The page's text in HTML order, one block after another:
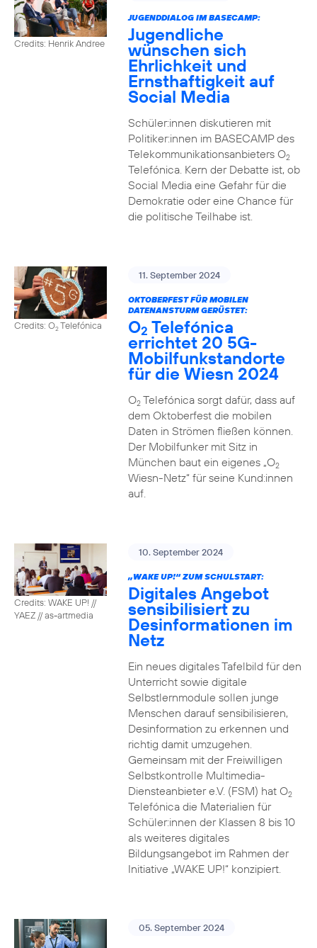
Credits: Henrik Andree
JUGENDDIALOG IM BASECAMP:
Jugendliche
wünschen sich
Ehrlichkeit und
Ernsthaftigkeit auf
Social Media
Schüler:innen diskutieren mit
Politiker:innen im BASECAMP des
Telekommunikationsanbieters O2
Telefónica. Kern der Debatte ist, ob
Social Media eine Gefahr für die
Demokratie oder eine Chance für
die politische Teilhabe ist.
Credits: O2Telefónica
11. September 2024
OKTOBERFEST FÜR MOBILEN
DATENANSTURM GERÜSTET:
O2 Telefónica
errichtet 20 5G-
Mobilfunkstandorte
für die Wiesn 2024
O2Telefónica sorgt dafür, dass auf
dem Oktoberfest die mobilen
Daten in Strömen fließen können.
Der Mobilfunker mit Sitz in
München baut ein eigenes „O2
Wiesn-Netz“ für seine Kund:innen
auf.
Credits: WAKE UP! //
YAEZ // as-artmedia
10. September 2024
„WAKE UP!“ ZUM SCHULSTART:
Digitales Angebot
sensibilisiert zu
Desinformationen im
Netz
Ein neues digitales Tafelbild für den
Unterricht sowie digitale
Selbstlernmodule sollen junge
Menschen darauf sensibilisieren,
Desinformation zu erkennen und
richtig damit umzugehen.
Gemeinsam mit der Freiwilligen
Selbstkontrolle Multimedia-
Diensteanbieter e.V. (FSM) hat O2
Telefónica die Materialien für
Schüler:innen der Klassen 8 bis 10
als weiteres digitales
Bildungsangebot im Rahmen der
Initiative „WAKE UP!“ konzipiert.
05. September 2024